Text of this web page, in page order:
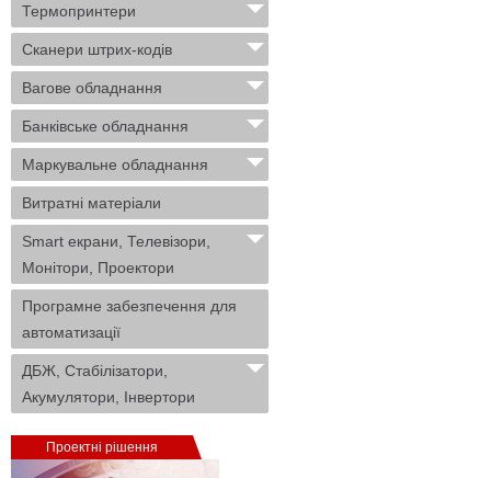
Термопринтери
Сканери штрих-кодів
Вагове обладнання
Банківське обладнання
Маркувальне обладнання
Витратні матеріали
Smart екрани, Телевізори,
Монітори, Проектори
Програмне забезпечення для
автоматизації
ДБЖ, Стабілізатори,
Акумулятори, Інвертори
Проектні рішення